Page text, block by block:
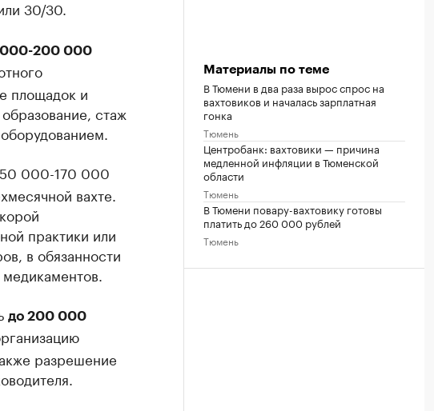
30/30.
200 000
площадок и
стаж
000-170 000
вахте.
практики или
в обязанности
до 200 000
разрешение
Материалы по теме
В Тюмени в два раза вырос спрос на
вахтовиков и началась зарплатная
гонка
Тюмень
Центробанк: вахтовики — причина
медленной инфляции в Тюменской
области
Тюмень
В Тюмени повару-вахтовику готовы
платить до 260 000 рублей
Тюмень